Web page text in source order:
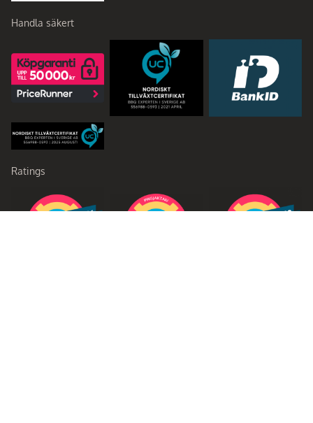
Handla säkert
Ratings